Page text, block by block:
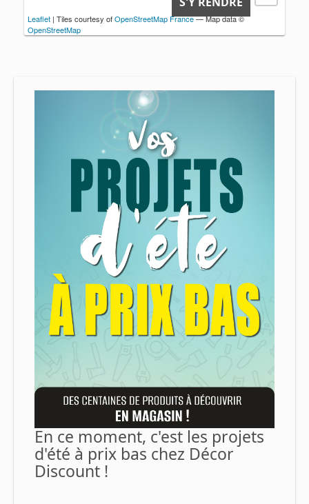
En ce moment, c'est les projets
d'été à prix bas chez Décor
Discount !
Leaflet | Tiles courtesy ofOpenStreetMap France— Map data ©
OpenStreetMap